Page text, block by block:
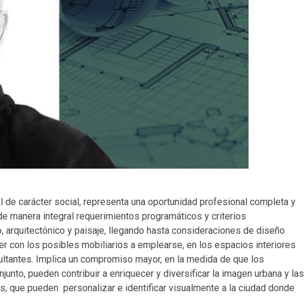
de carácter social, representa una oportunidad profesional completa y
manera integral requerimientos programáticos y criterios
arquitectónico y paisaje, llegando hasta consideraciones de diseño
con los posibles mobiliarios a emplearse, en los espacios interiores
Implica un compromiso mayor, en la medida de que los
pueden contribuir a enriquecer y diversificar la imagen urbana y las
que pueden personalizar e identificar visualmente a la ciudad donde